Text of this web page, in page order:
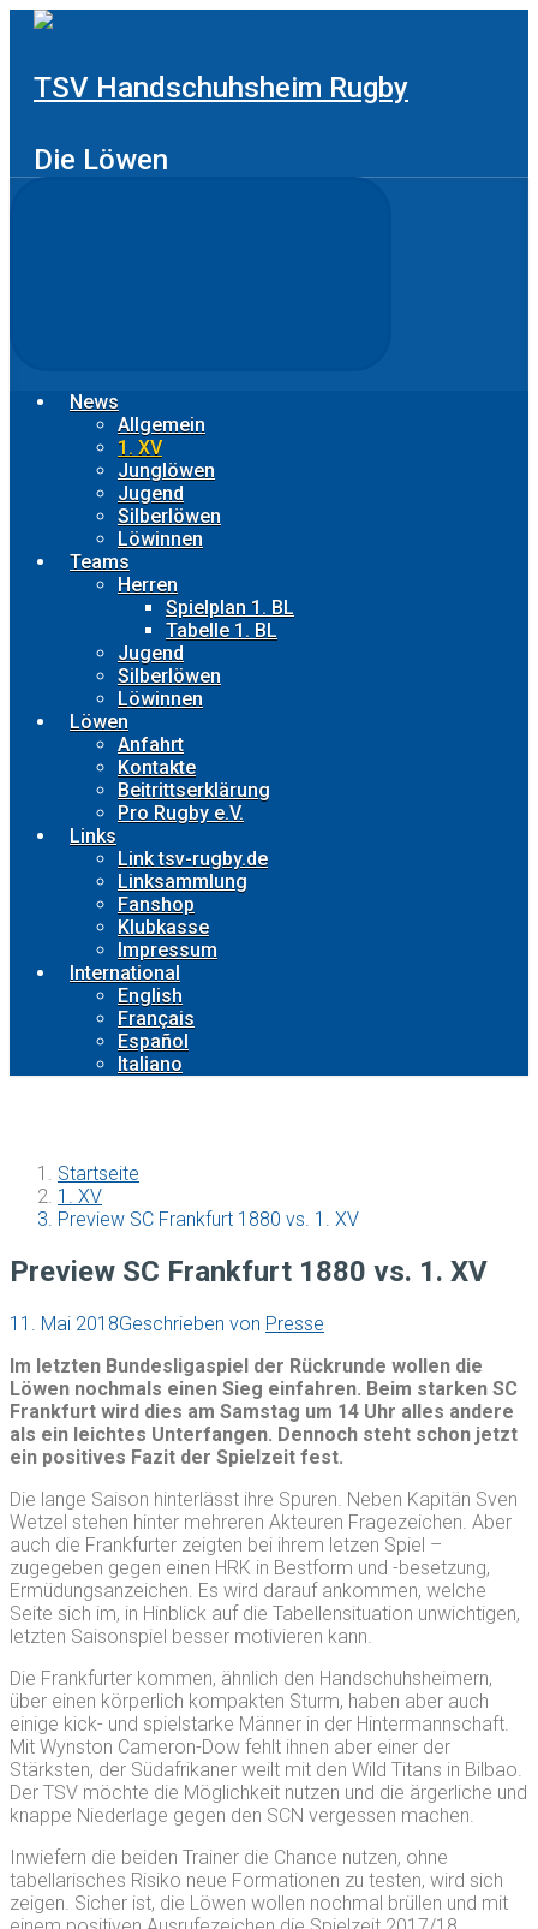
Zum
TSV Handschuhsheim Rugby
Die Löwen
News
Allgemein
1. XV
Junglöwen
Jugend
Silberlöwen
Löwinnen
Teams
Herren
Spielplan 1. BL
Tabelle 1. BL
Jugend
Silberlöwen
Löwinnen
Löwen
Anfahrt
Kontakte
Beitrittserklärung
Pro Rugby e.V.
Links
Link tsv-rugby.de
Linksammlung
Fanshop
Klubkasse
Impressum
International
English
Français
Español
Italiano
Startseite
1. XV
Preview SC Frankfurt 1880 vs. 1. XV
Preview SC Frankfurt 1880 vs. 1. XV
11. Mai 2018Geschrieben von Presse
Im letzten Bundesligaspiel der Rückrunde wollen die
Löwen nochmals einen Sieg einfahren. Beim starken SC
Frankfurt wird dies am Samstag um 14 Uhr alles andere
als ein leichtes Unterfangen. Dennoch steht schon jetzt
ein positives Fazit der Spielzeit fest.
Die lange Saison hinterlässt ihre Spuren. Neben Kapitän Sven
Wetzel stehen hinter mehreren Akteuren Fragezeichen. Aber
auch die Frankfurter zeigten bei ihrem letzen Spiel –
zugegeben gegen einen HRK in Bestform und -besetzung,
Ermüdungsanzeichen. Es wird darauf ankommen, welche
Seite sich im, in Hinblick auf die Tabellensituation unwichtigen,
letzten Saisonspiel besser motivieren kann.
Die Frankfurter kommen, ähnlich den Handschuhsheimern,
über einen körperlich kompakten Sturm, haben aber auch
einige kick- und spielstarke Männer in der Hintermannschaft.
Mit Wynston Cameron-Dow fehlt ihnen aber einer der
Stärksten, der Südafrikaner weilt mit den Wild Titans in Bilbao.
Der TSV möchte die Möglichkeit nutzen und die ärgerliche und
knappe Niederlage gegen den SCN vergessen machen.
Inwiefern die beiden Trainer die Chance nutzen, ohne
tabellarisches Risiko neue Formationen zu testen, wird sich
zeigen. Sicher ist, die Löwen wollen nochmal brüllen und mit